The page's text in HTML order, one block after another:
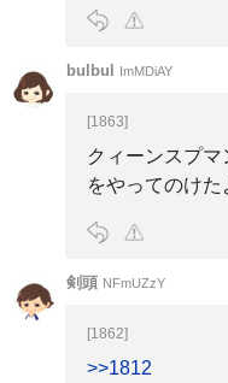
bulbul ImMDiAY
[1863]
クィーンスプ
をやってのけ
剣頭 NFmUZzY
[1862]
>>1812